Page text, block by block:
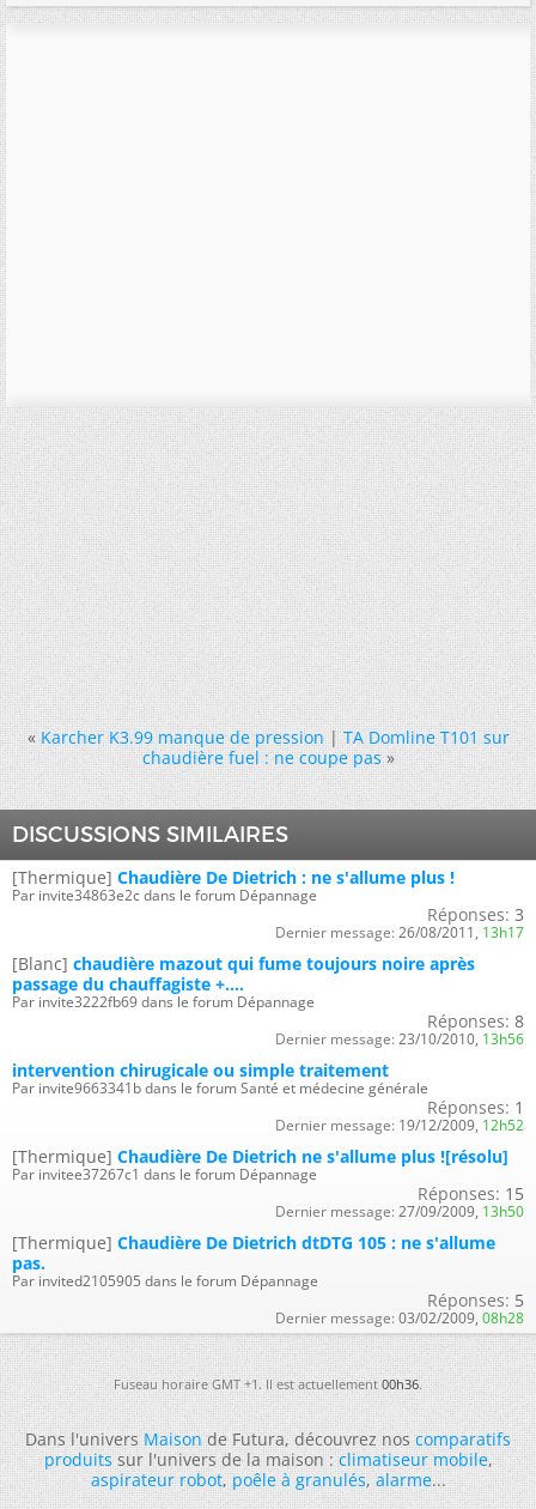
« Karcher K3.99 manque de pression|TA Domline T101 sur
chaudière fuel : ne coupe pas »
DISCUSSIONS SIMILAIRES
[Thermique] Chaudière De Dietrich : ne s'allume plus !
Par invite34863e2c dans le forum Dépannage
Réponses: 3
Dernier message: 26/08/2011, 13h17
[Blanc] chaudière mazout qui fume toujours noire après
passage du chauffagiste +....
Par invite3222fb69 dans le forum Dépannage
Réponses: 8
Dernier message: 23/10/2010, 13h56
intervention chirugicale ou simple traitement
Par invite9663341b dans le forum Santé et médecine générale
Réponses: 1
Dernier message: 19/12/2009, 12h52
[Thermique] Chaudière De Dietrich ne s'allume plus ![résolu]
Par invitee37267c1 dans le forum Dépannage
Réponses: 15
Dernier message: 27/09/2009, 13h50
[Thermique] Chaudière De Dietrich dtDTG 105 : ne s'allume
pas.
Par invited2105905 dans le forum Dépannage
Réponses: 5
Dernier message: 03/02/2009, 08h28
Fuseau horaire GMT +1. Il est actuellement00h36.
Dans l'universMaisonde Futura, découvrez noscomparatifs
produitssur l'univers de la maison :climatiseur mobile,
aspirateur robot,poêle à granulés,alarme...